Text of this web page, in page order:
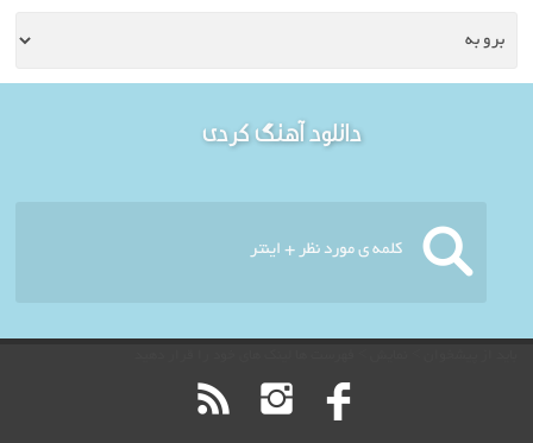
دانلود آهنگ کردی